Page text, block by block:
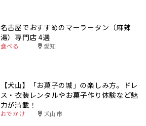
名古屋でおすすめのマーラータン（麻辣
湯）専門店 4選
食べる 愛知
【犬山】「お菓子の城」の楽しみ方。ドレ
ス・衣装レンタルやお菓子作り体験など魅
力が満載！
おでかけ 犬山市